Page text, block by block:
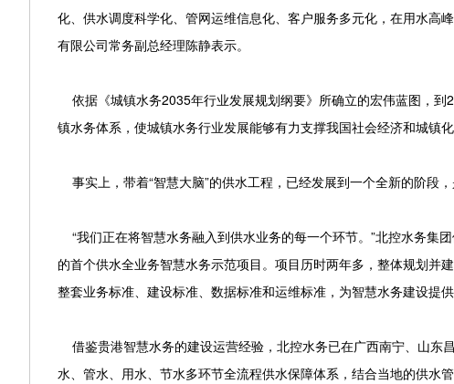
化、供水调度科学化、管网运维信息化、客户服务多元化，在用水高
有限公司常务副总经理陈静表示。
依据《城镇水务2035年行业发展规划纲要》所确立的宏伟蓝图，
镇水务体系，使城镇水务行业发展能够有力支撑我国社会经济和城镇化
事实上，带着“智慧大脑”的供水工程，已经发展到一个全新的阶段
“我们正在将智慧水务融入到供水业务的每一个环节。”北控水务集
的首个供水全业务智慧水务示范项目。项目历时两年多，整体规划
整套业务标准、建设标准、数据标准和运维标准，为智慧水务建设提
借鉴贵港智慧水务的建设运营经验，北控水务已在广西南宁、山东
水、管水、用水、节水多环节全流程供水保障体系，结合当地的供水